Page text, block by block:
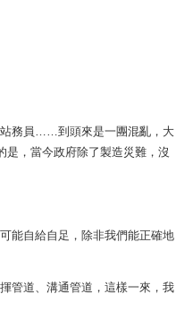
站務員……到頭來是一團混亂，大
，當今政府除了製造災難，沒
能自給自足，除非我們能正確地
管道、溝通管道，這樣一來，我